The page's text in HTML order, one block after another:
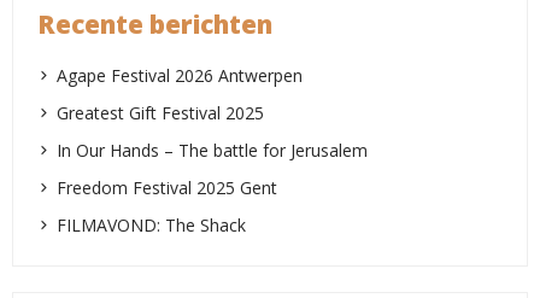
Recente berichten
Agape Festival 2026 Antwerpen
Greatest Gift Festival 2025
In Our Hands – The battle for Jerusalem
Freedom Festival 2025 Gent
FILMAVOND: The Shack